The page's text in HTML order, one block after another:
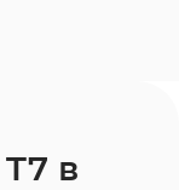
в